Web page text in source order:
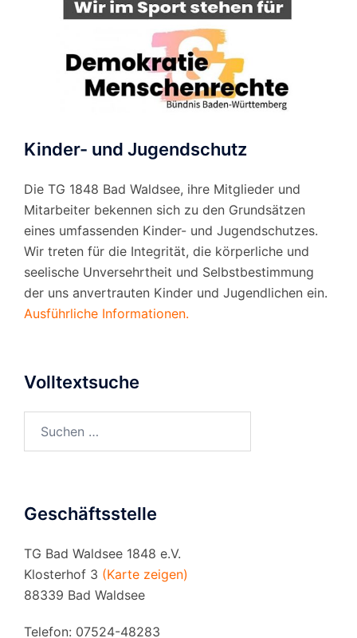
Kinder- und Jugendschutz
Die TG 1848 Bad Waldsee, ihre Mitglieder und
Mitarbeiter bekennen sich zu den Grundsätzen
eines umfassenden Kinder- und Jugendschutzes.
Wir treten für die Integrität, die körperliche und
seelische Unversehrtheit und Selbstbestimmung
der uns anvertrauten Kinder und Jugendlichen ein.
Ausführliche Informationen.
Volltextsuche
nach:
Geschäftsstelle
TG Bad Waldsee 1848 e.V.
Klosterhof 3 (Karte zeigen)
88339 Bad Waldsee
Telefon: 07524-48283